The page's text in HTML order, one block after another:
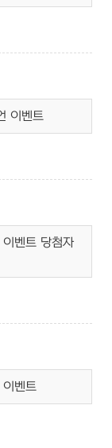
이벤트
벤트 당첨자
벤트